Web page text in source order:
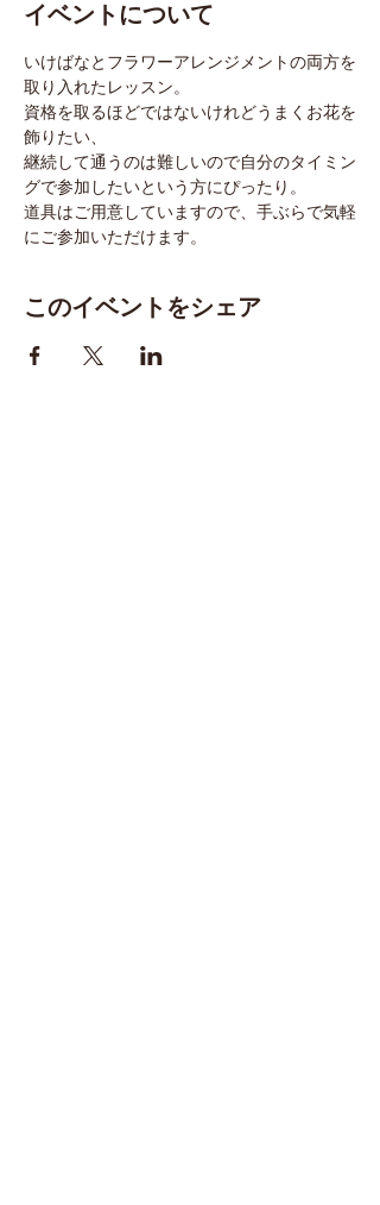
イベントについて
いけばなとフラワーアレンジメントの両方を
取り入れたレッスン。
資格を取るほどではないけれどうまくお花を
飾りたい、
継続して通うのは難しいので自分のタイミン
グで参加したいという方にぴったり。
道具はご用意していますので、手ぶらで気軽
にご参加いただけます。
このイベントをシェア